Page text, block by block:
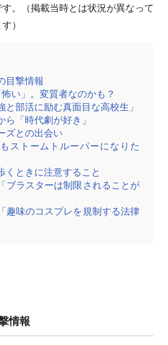
。（掲載当時とは状況が異なって
）
目撃情報
い」。変質者なのかも？
と部活に励む真面目な高校生」
ら「時代劇が好き」
ズとの出会い
ストームトルーパーになりた
くときに注意すること
ブラスターは制限されることが
趣味のコスプレを規制する法律
情報